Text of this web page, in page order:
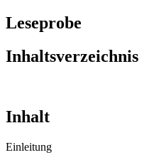
Leseprobe
Inhaltsverzeichnis
Inhalt
Einleitung